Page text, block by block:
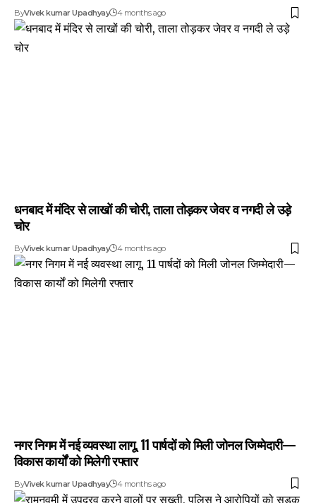
ByVivek kumar Upadhyay 4 months ago
धनबाद में मंदिर से लाखों की चोरी, ताला तोड़कर जेवर व नगदी ले उड़े
चोर
ByVivek kumar Upadhyay 4 months ago
नगर निगम में नई व्यवस्था लागू, 11 पार्षदों को मिली जोनल जिम्मेदारी—
विकास कार्यों को मिलेगी रफ्तार
ByVivek kumar Upadhyay 4 months ago